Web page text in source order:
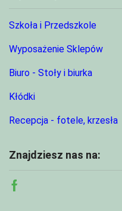
Szkoła i Przedszkole
Wyposażenie Sklepów
Biuro - Stoły i biurka
Kłódki
Recepcja - fotele, krzesła
Znajdziesz nas na:
Facebook